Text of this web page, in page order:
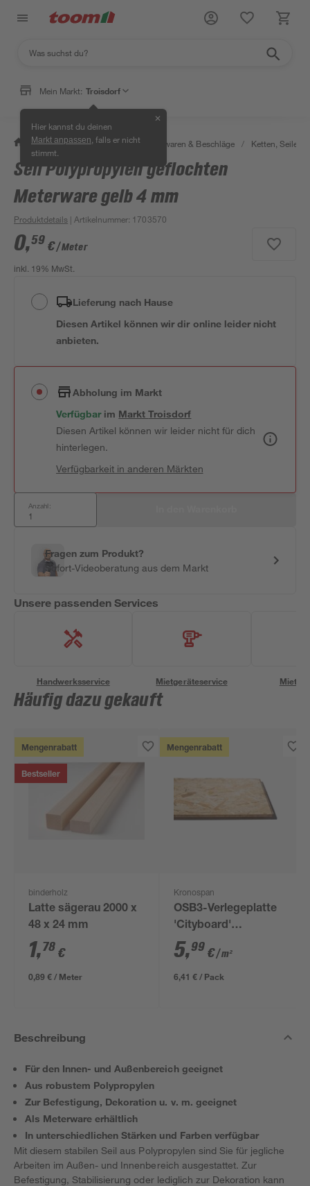
Mein Markt: Troisdorf
Hier kannst du deinen
Markt anpassen , falls er nicht
stimmt.
✕
/ Werkstatt & Maschinen / Eisenwaren & Beschläge / Ketten, Seile &
Seil Polypropylen geflochten
Meterware gelb 4 mm
Produktdetails | Artikelnummer: 1703570
0,59 €/ Meter
inkl. 19% MwSt.
Lieferung nach Hause
Diesen Artikel können wir dir online leider nicht
anbieten.
Abholung im Markt
Verfügbar im MarktTroisdorf
Diesen Artikel können wir leider nicht für dich
hinterlegen.
Verfügbarkeit in anderen Märkten
Anzahl:
Fragen zum Produkt?
Sofort-Videoberatung aus dem Markt
Unsere passenden Services
Handwerksservice Mietgeräteservice
Häufig dazu gekauft
Mengenrabatt
Bestseller
binderholz
Latte sägerau 2000 x
48 x 24 mm
1,78 €
0,89 € / Meter
Mengenrabatt
Kronospan
OSB3-Verlegeplatte
'Cityboard'
ungeschliffen 1690 x
634 x 12 mm
5,99 €/ m²
6,41 € / Pack
Beschreibung
Für den Innen- und Außenbereich geeignet
Aus robustem Polypropylen
Zur Befestigung, Dekoration u. v. m. geeignet
Als Meterware erhältlich
In unterschiedlichen Stärken und Farben verfügbar
Mit diesem stabilen Seil aus Polypropylen sind Sie für jegliche
Arbeiten im Außen- und Innenbereich ausgestattet. Zur
Befestigung, Stabilisierung oder lediglich zur Dekoration kann